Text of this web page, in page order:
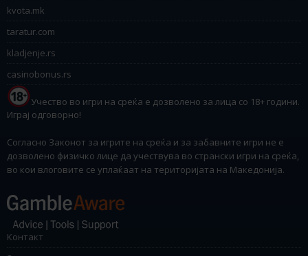
kvota.mk
taratur.com
kladjenje.rs
casinobonus.rs
Учество во игри на среќа е дозволено за лица со 18+ години.
Играј одговорно!
Согласно Законот за игрите на среќа и за забавните игри не е
дозволено физичко лице да учествува во странски игри на среќа,
во кои влоговите се уплаќаат на територијата на Македонија.
Контакт